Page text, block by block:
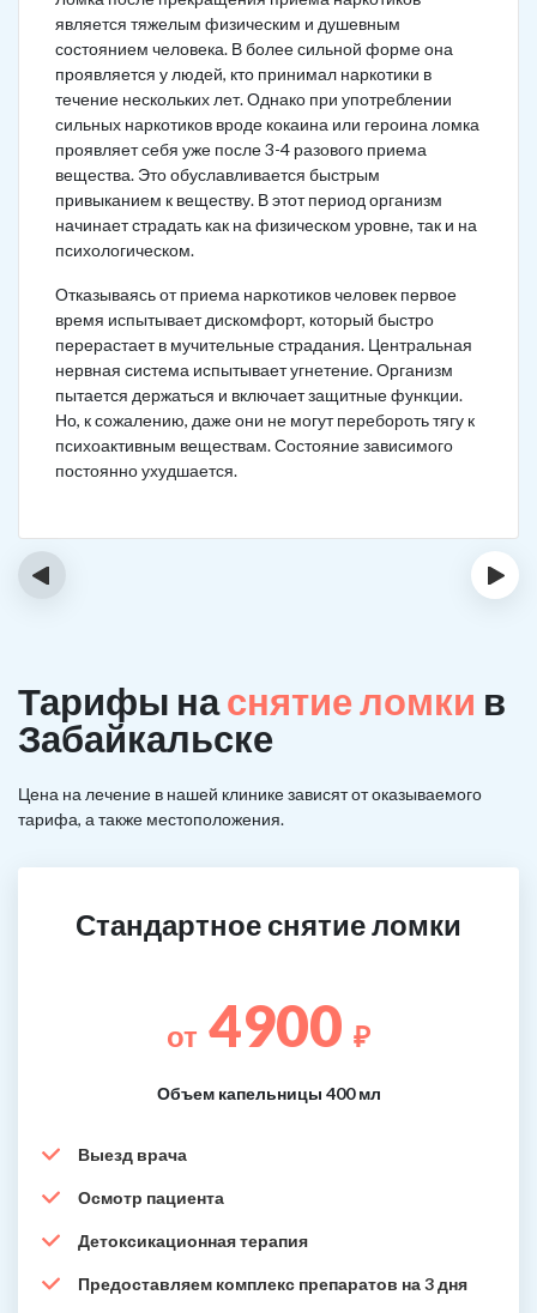
является тяжелым физическим и душевным
состоянием человека. В более сильной форме она
проявляется у людей, кто принимал наркотики в
течение нескольких лет. Однако при употреблении
сильных наркотиков вроде кокаина или героина ломка
проявляет себя уже после 3-4 разового приема
вещества. Это обуславливается быстрым
привыканием к веществу. В этот период организм
начинает страдать как на физическом уровне, так и на
психологическом.
Отказываясь от приема наркотиков человек первое
время испытывает дискомфорт, который быстро
перерастает в мучительные страдания. Центральная
нервная система испытывает угнетение. Организм
пытается держаться и включает защитные функции.
Но, к сожалению, даже они не могут перебороть тягу к
психоактивным веществам. Состояние зависимого
постоянно ухудшается.
‹ ›
Тарифы наснятие ломки в
Забайкальске
Цена на лечение в нашей клинике зависят от оказываемого
тарифа, а также местоположения.
Стандартное снятие ломки
от 4900 ₽
Объем капельницы 400 мл
Выезд врача
Осмотр пациента
Детоксикационная терапия
Предоставляем комплекс препаратов на 3 дня